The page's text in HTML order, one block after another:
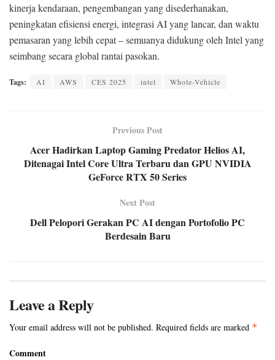
kinerja kendaraan, pengembangan yang disederhanakan,
peningkatan efisiensi energi, integrasi AI yang lancar, dan waktu
pemasaran yang lebih cepat – semuanya didukung oleh Intel yang
seimbang secara global rantai pasokan.
Tags: AI AWS CES 2025 intel Whole-Vehicle
Previous Post
Acer Hadirkan Laptop Gaming Predator Helios AI,
Ditenagai Intel Core Ultra Terbaru dan GPU NVIDIA
GeForce RTX 50 Series
Next Post
Dell Pelopori Gerakan PC AI dengan Portofolio PC
Berdesain Baru
Leave a Reply
Your email address will not be published. Required fields are marked *
Comment